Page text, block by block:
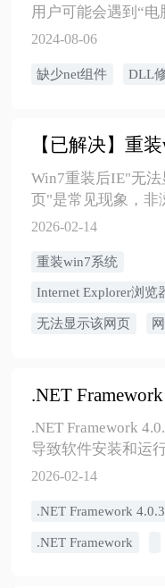
用户可能会遇到“电
件”的提示，这可能
将将详细讲解使用
误
2024-08-06
缺少net组件 DLL
Win7重装后IE"无法
页"是常见现象，非
而是网络配置问题。
则修改DNS为8.8.8.8
114.114.114.114；
reset重置网络协议
系统组件。更快捷
Chrome，现代浏览
好。预防措施：重
公共DNS、安装网
器、配置安全软件
2026-02-14
重装win7系统
Internet Explorer浏览
无法显示该网页
.NET Framework
导致软件安装和运
三种安装方法：微
立安装包，按向导
启；Windows系统
2026-02-14
​.NET Framework
​.NET Framework